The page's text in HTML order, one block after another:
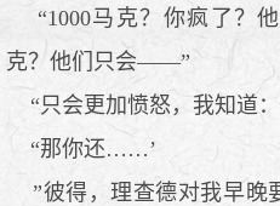
“1000马克？你疯了？
克？他们只会——”
“只会更加愤怒，我知道
“那你还……’
”彼得，理查德对我早晚